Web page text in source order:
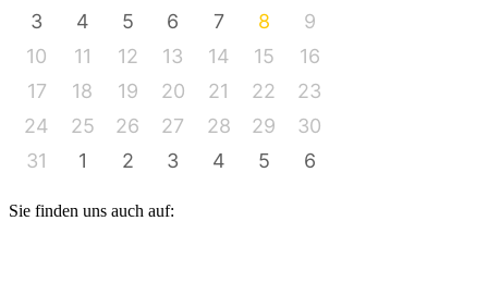
3
4 5 6 7 8
9
10
11 12 13 14 15
16
17
18 19 20 21 22
23
24
25 26 27 28 29
30
31
1 2 3 4 5 6
Sie finden uns auch auf: